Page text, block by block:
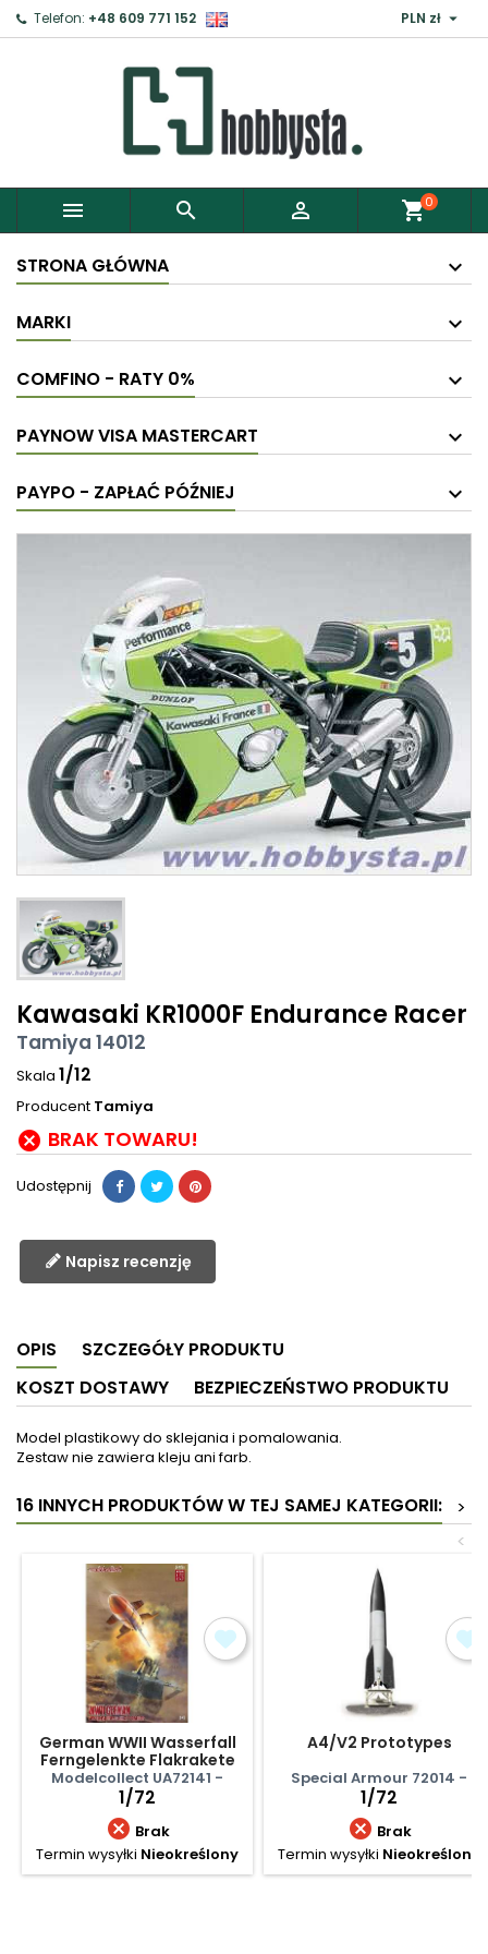
Telefon: +48 609 771 152 PLN zł 
   shopping_cart0
STRONA GŁÓWNA
MARKI
COMFINO - RATY 0%
PAYNOW VISA MASTERCART
PAYPO - ZAPŁAĆ PÓŹNIEJ
Kawasaki KR1000F Endurance Racer
Tamiya 14012
Skala 1/12
Producent Tamiya
 BRAK TOWARU!
Udostępnij
Napisz recenzję
OPIS
SZCZEGÓŁY PRODUKTU
KOSZT DOSTAWY
BEZPIECZEŃSTWO PRODUKTU
Model plastikowy do sklejania i pomalowania.
Zestaw nie zawiera kleju ani farb.
16 INNYCH PRODUKTÓW W TEJ SAMEJ KATEGORII:
>
<
German WWII Wasserfall
Ferngelenkte Flakrakete
1+1 Pack
Modelcollect UA72141 -
1/72
 Brak
Termin wysyłki Nieokreślony
A4/V2 Prototypes
Special Armour 72014 -
1/72
 Brak
Termin wysyłki Nieokreślony